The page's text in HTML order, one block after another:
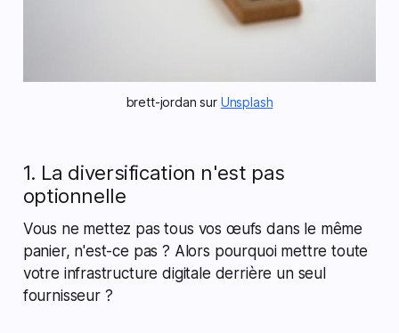
brett-jordan sur Unsplash
1. La diversification n'est pas
optionnelle
Vous ne mettez pas tous vos œufs dans le même
panier, n'est-ce pas ? Alors pourquoi mettre toute
votre infrastructure digitale derrière un seul
fournisseur ?